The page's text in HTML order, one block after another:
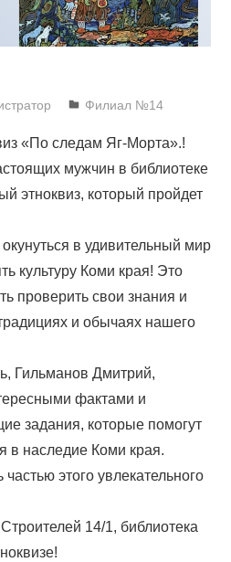
Филиал №14
«По следам Яг-Морта».!
мужчин в библиотеке
этноквиз, который пройдет
в удивительный мир
культуру Коми края! Это
проверить свои знания и
и обычаях нашего
Гильманов Дмитрий,
фактами и
задания, которые помогут
в наследие Коми края.
этого увлекательного
14/1, библиотека